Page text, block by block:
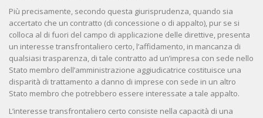
Più precisamente, secondo questa giurisprudenza, quando sia
accertato che un contratto (di concessione o di appalto), pur se si
colloca al di fuori del campo di applicazione delle direttive, presenta
un interesse transfrontaliero certo, l’affidamento, in mancanza di
qualsiasi trasparenza, di tale contratto ad un’impresa con sede nello
Stato membro dell’amministrazione aggiudicatrice costituisce una
disparità di trattamento a danno di imprese con sede in un altro
Stato membro che potrebbero essere interessate a tale appalto.
L’interesse transfrontaliero certo consiste nella capacità di una